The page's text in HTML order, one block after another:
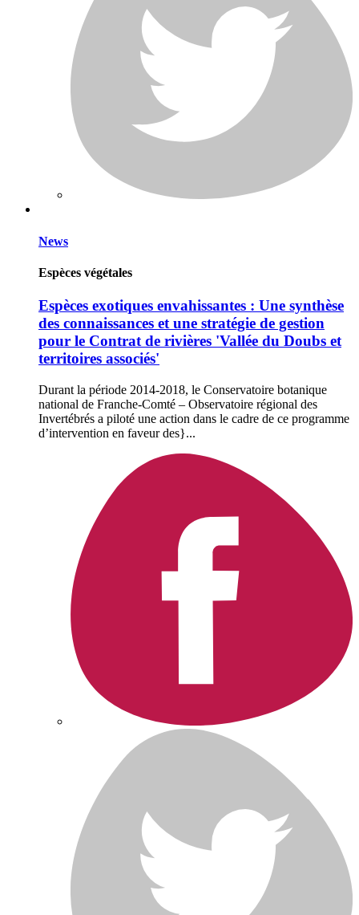
News
Espèces végétales
Espèces exotiques envahissantes : Une synthèse
des connaissances et une stratégie de gestion
pour le Contrat de rivières 'Vallée du Doubs et
territoires associés'
Durant la période 2014-2018, le Conservatoire botanique
national de Franche-Comté – Observatoire régional des
Invertébrés a piloté une action dans le cadre de ce programme
d’intervention en faveur des}...